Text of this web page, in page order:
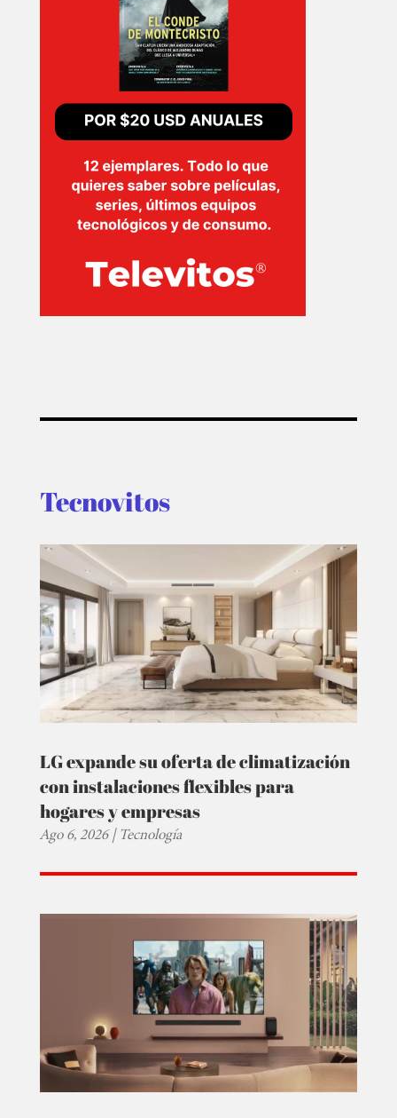
Tecnovitos
LG expande su oferta de climatización
con instalaciones flexibles para
hogares y empresas
Ago 6, 2026|Tecnología